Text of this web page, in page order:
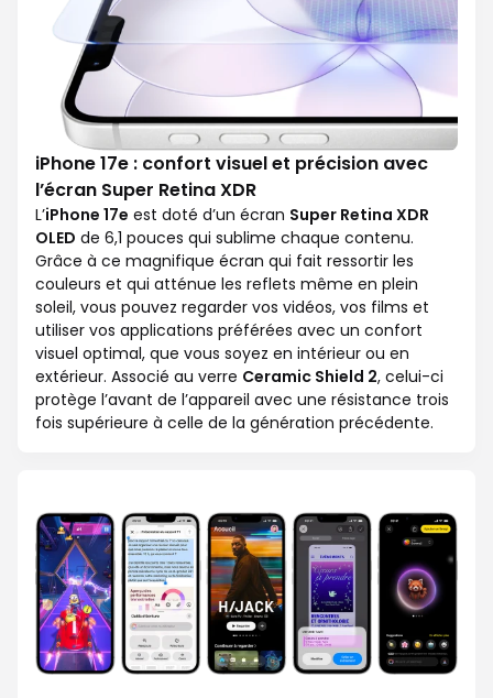
iPhone 17e : confort visuel et précision avec
l’écran Super Retina XDR
L’iPhone 17e est doté d’un écran Super Retina XDR
OLED de 6,1 pouces qui sublime chaque contenu.
Grâce à ce magnifique écran qui fait ressortir les
couleurs et qui atténue les reflets même en plein
soleil, vous pouvez regarder vos vidéos, vos films et
utiliser vos applications préférées avec un confort
visuel optimal, que vous soyez en intérieur ou en
extérieur. Associé au verre Ceramic Shield 2, celui-ci
protège l’avant de l’appareil avec une résistance trois
fois supérieure à celle de la génération précédente.